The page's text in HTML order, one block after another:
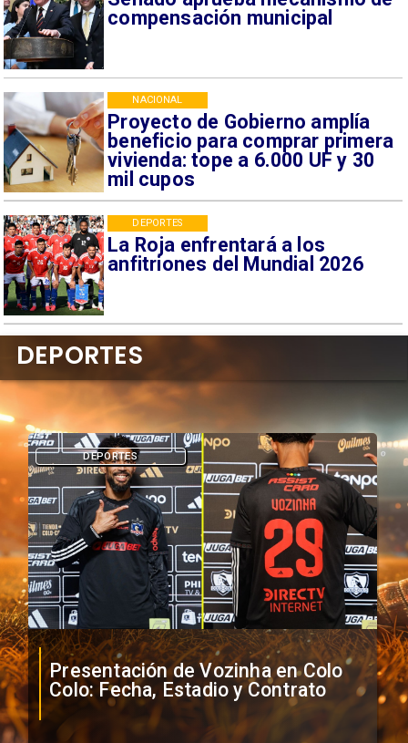
compensación municipal
Proyecto de Gobierno amplía
beneficio para comprar primera
vivienda: tope a 6.000 UF y 30
mil cupos
NACIONAL
La Roja enfrentará a los
anfitriones del Mundial 2026
DEPORTES
Presentación de Vozinha en Colo
Colo: Fecha, Estadio y Contrato
DEPORTES
DEPORTES